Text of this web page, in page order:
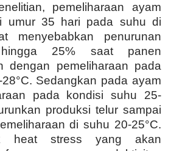
pemeliharaan ayam
umur 35 hari pada suhu di
menyebabkan penurunan
25% saat panen
dengan pemeliharaan pada
Sedangkan pada ayam
pada kondisi suhu 25-
produksi telur sampai
di suhu 20-25°C.
heat stress yang akan